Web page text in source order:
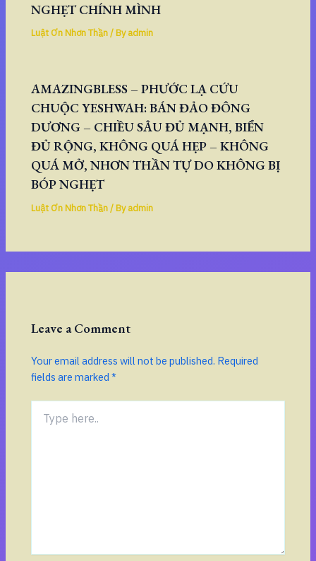
NGHẸT CHÍNH MÌNH
Luật Ơn Nhơn Thần/ Byadmin
AMAZINGBLESS – PHƯỚC LẠ CỨU
CHUỘC YESHWAH: BÁN ĐẢO ĐÔNG
DƯƠNG – CHIỀU SÂU ĐỦ MẠNH, BIỂN
ĐỦ RỘNG, KHÔNG QUÁ HẸP – KHÔNG
QUÁ MỞ, NHƠN THẦN TỰ DO KHÔNG BỊ
BÓP NGHẸT
Luật Ơn Nhơn Thần/ Byadmin
Leave a Comment
Your email address will not be published. Required
fields are marked*
here..